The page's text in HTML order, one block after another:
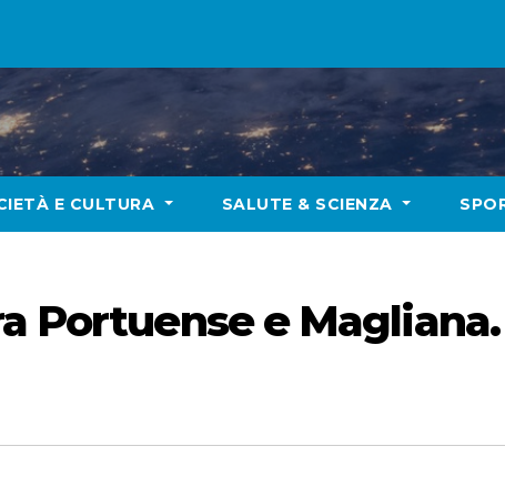
E CULTURA SALUTE & SCIENZA
Portuense e